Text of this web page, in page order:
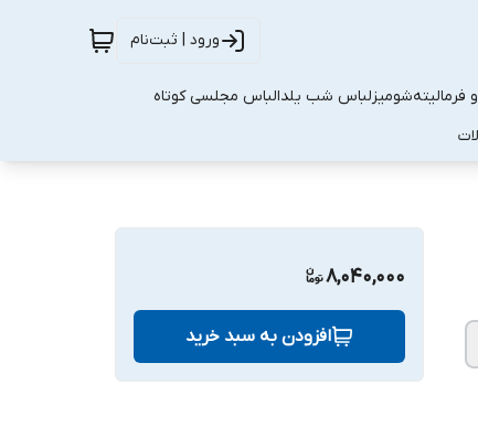
ورود | ثبت‌نام
شومیزلباس شب یلدالباس مجلسی کوتاه
8,040,000
افزودن به سبد خرید